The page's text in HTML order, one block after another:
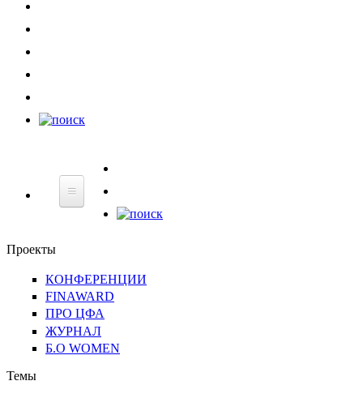
НЕ
Регуляторика
Проекты
КОНФЕРЕНЦИИ
FINAWARD
ПРО ЦФА
ЖУРНАЛ
Б.О WOMEN
Темы